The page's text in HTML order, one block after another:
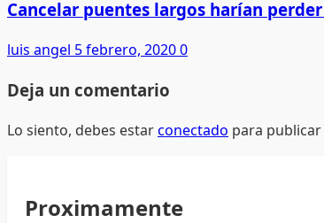
Cancelar puentes largos harían
luis angel 5 febrero, 20200
Deja un comentario
Lo siento, debes estarconectado para
Proximamente